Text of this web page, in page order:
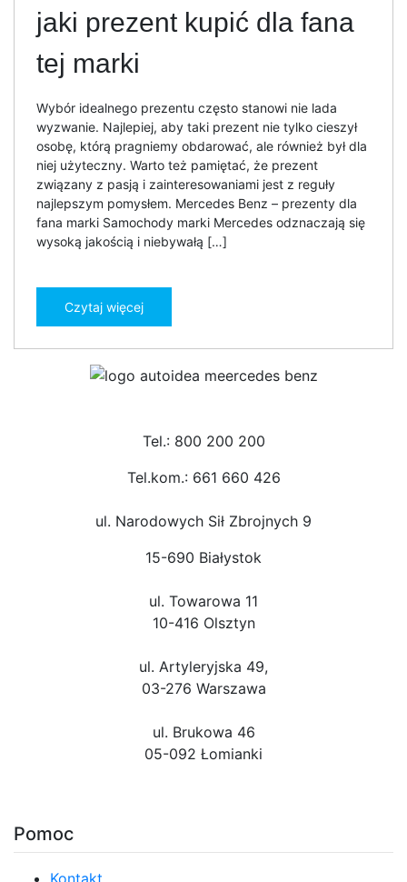
jaki prezent kupić dla fana
tej marki
Wybór idealnego prezentu często stanowi nie lada
wyzwanie. Najlepiej, aby taki prezent nie tylko cieszył
osobę, którą pragniemy obdarować, ale również był dla
niej użyteczny. Warto też pamiętać, że prezent
związany z pasją i zainteresowaniami jest z reguły
najlepszym pomysłem. Mercedes Benz – prezenty dla
fana marki Samochody marki Mercedes odznaczają się
wysoką jakością i niebywałą […]
Czytaj więcej
Tel.: 800 200 200
Tel.kom.: 661 660 426
ul. Narodowych Sił Zbrojnych 9
15-690 Białystok
ul. Towarowa 11
10-416 Olsztyn
ul. Artyleryjska 49,
03-276 Warszawa
ul. Brukowa 46
05-092 Łomianki
Pomoc